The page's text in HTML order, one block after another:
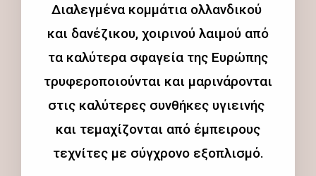
Διαλεγμένα κομμάτια ολλανδικού
και δανέζικου, χοιρινού λαιμού από
τα καλύτερα σφαγεία της Ευρώπης
τρυφεροποιούνται και μαρινάρονται
στις καλύτερες συνθήκες υγιεινής
και τεμαχίζονται από έμπειρους
τεχνίτες με σύγχρονο εξοπλισμό.